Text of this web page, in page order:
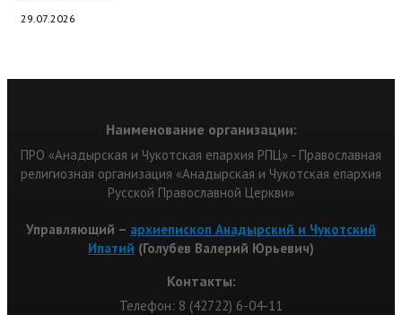
29.07.2026
Наименование организации:
ПРО «Анадырская и Чукотская епархия РПЦ» - Православная
религиозная организация «Анадырская и Чукотская епархия
Русской Православной Церкви»
Управляющий – архиепископ Анадырский и Чукотский
Ипатий (Голубев Валерий Юрьевич)
Контакты:
Телефон: 8 (42722) 6-04-11